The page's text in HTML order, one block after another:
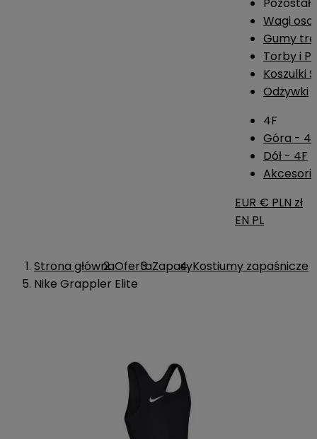
Wagi
Gumy
Torby i
Koszulki
Odżywki
4F
Góra -
Dół - 4F
EUR € PLN zł
EN PL
Strona głównaOfertaZapasyKostiumy zapaśnicze
Nike Grappler Elite